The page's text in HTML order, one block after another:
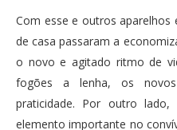
Com esse e outros aparelhos
de casa passaram a
o novo e agitado ritmo de
fogões a lenha, os
praticidade. Por outro
elemento importante no